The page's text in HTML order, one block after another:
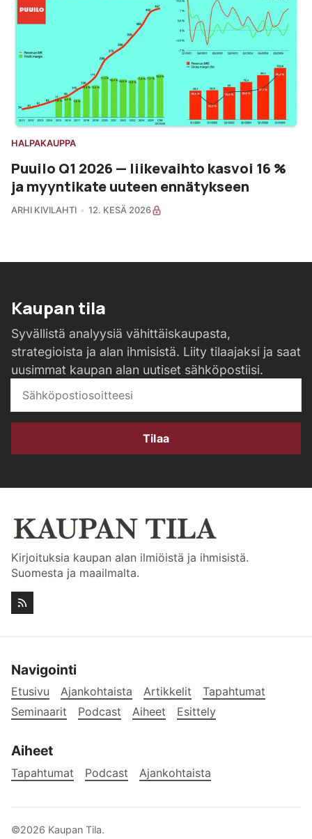
HALPAKAUPPA
Puuilo Q1 2026 — liikevaihto kasvoi 16 %
ja myyntikate uuteen ennätykseen
ARHI KIVILAHTI 12. KESÄ 2026
Kaupan tila
Syvällistä analyysiä vähittäiskaupasta,
strategioista ja alan ihmisistä. Liity tilaajaksi ja saat
uusimmat kaupan alan uutiset sähköpostiisi.
Tilaa
Kirjoituksia kaupan alan ilmiöistä ja ihmisistä.
Suomesta ja maailmalta.
Navigointi
Etusivu Ajankohtaista Artikkelit
Tapahtumat
Seminaarit
Podcast Aiheet Esittely
Aiheet
Tapahtumat Podcast Ajankohtaista
©2026 Kaupan Tila.